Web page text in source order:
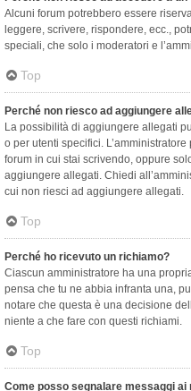
Alcuni forum potrebbero essere
leggere, scrivere, rispondere, ecc.,
speciali, che solo i moderatori e
Top
Perché non riesco ad aggiungere
La possibilità di aggiungere allegati
o per utenti specifici.
forum in cui stai scrivendo, oppure
aggiungere allegati. Chiedi
cui non riesci ad aggiungere allegati.
Top
Perché ho ricevuto un richiamo?
Ciascun amministratore ha una
pensa che tu ne abbia infranta una,
notare che questa è una decisione
niente a che fare con questi richiami.
Top
Come posso segnalare messaggi ai